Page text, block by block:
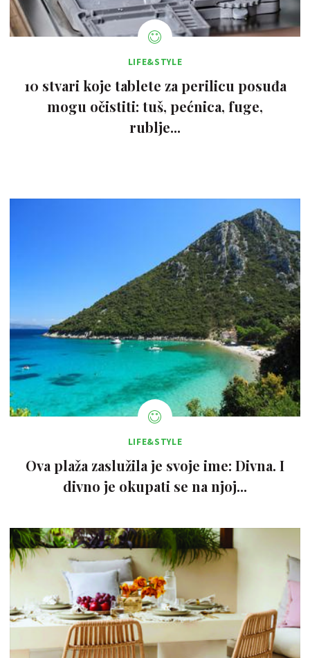
LIFE&STYLE
10 stvari koje tablete za perilicu posuđa
mogu očistiti: tuš, pećnica, fuge,
rublje...
LIFE&STYLE
Ova plaža zaslužila je svoje ime: Divna. I
divno je okupati se na njoj...